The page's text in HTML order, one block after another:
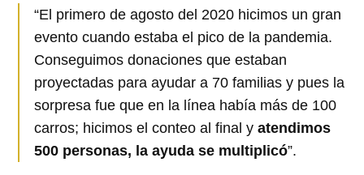
“El primero de agosto del 2020 hicimos un gran
evento cuando estaba el pico de la pandemia.
Conseguimos donaciones que estaban
proyectadas para ayudar a 70 familias y pues la
sorpresa fue que en la línea había más de 100
carros; hicimos el conteo al final y atendimos
500 personas, la ayuda se multiplicó”.